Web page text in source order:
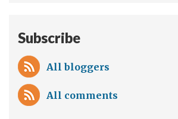
Subscribe
All bloggers
All comments